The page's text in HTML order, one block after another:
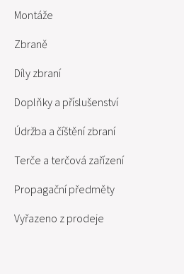
Montáže
Zbraně
Díly zbraní
Doplňky a příslušenství
Údržba a číštění zbraní
Terče a terčová zařízení
Propagační předměty
Vyřazeno z prodeje